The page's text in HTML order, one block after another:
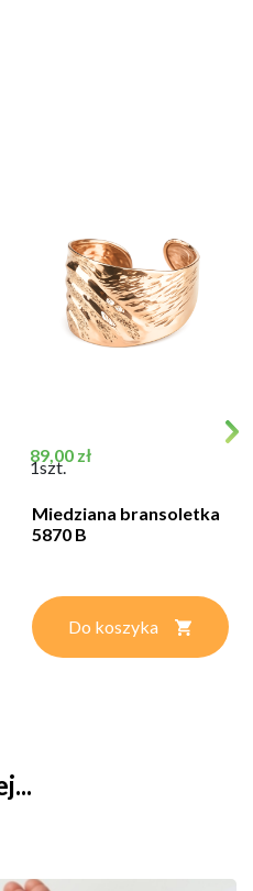
Cena
89,00 zł
1szt.
Miedziana bransoletka
5870 B
Do koszyka